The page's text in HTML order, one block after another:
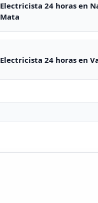
Electricista 24 horas en
Mata
Electricista 24 horas en